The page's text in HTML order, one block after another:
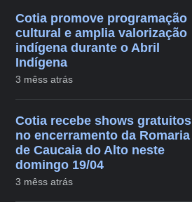
Cotia promove programação
cultural e amplia valorização
indígena durante o Abril
Indígena
3 mêss atrás
Cotia recebe shows gratuitos
no encerramento da Romaria
de Caucaia do Alto neste
domingo 19/04
3 mêss atrás